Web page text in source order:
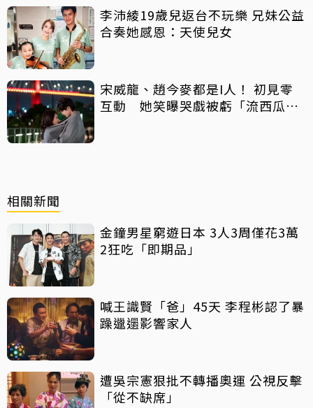
李沛綾19歲兒返台不玩樂 兄妹公益
合奏她感恩：天使兒女
宋威龍、趙今麥都是I人！ 初見零
互動 她笑曝哭戲被虧「流西瓜
相關新聞
金鐘男星窮遊日本 3人3周僅花3萬
2狂吃「即期品」
喊王識賢「爸」45天 李程彬認了暴
躁邋遢影響家人
遭吳宗憲狠批不轉播奧運 公視反擊
「從不缺席」